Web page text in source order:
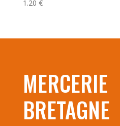
1.20 €
MERCERIE
BRETAGNE